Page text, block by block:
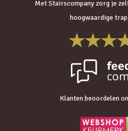
Met Stairscompany zorg je
hoogwaardige
Klanten beoordelen